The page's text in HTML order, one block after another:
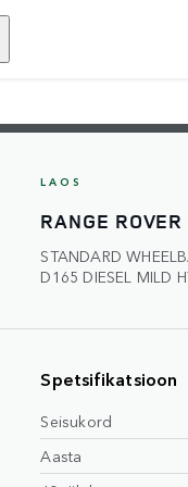
LAOS
RANGE ROVER
STANDARD
D165 DIESEL MILD
Spetsifikatsioon
Seisukord
Aasta